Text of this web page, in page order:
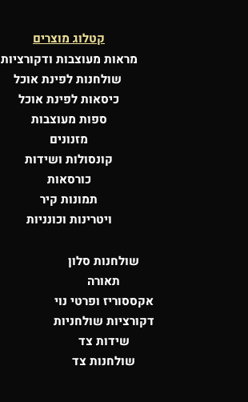
קטלוג מוצרים
מראות מעוצבות ודקורציות
שולחנות לפינת אוכל
כיסאות לפינת אוכל
ספות מעוצבות
מזנונים
קונסולות ושידות
כורסאות
תמונות קיר
ויטרינות וכונניות
שולחנות סלון
תאורה
אקססוריז ופרטי נוי
דקורציות שולחניות
שידות צד
שולחנות צד